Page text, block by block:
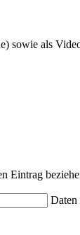
sowie als
Eintrag
Daten